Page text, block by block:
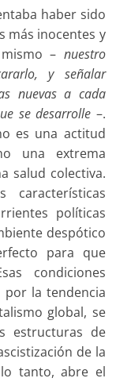
haber sido
más inocentes y
– nuestro
y señalar
nuevas a cada
se desarrolle –.
es una actitud
una extrema
salud colectiva.
características
políticas
despótico
para que
condiciones
por la tendencia
global, se
estructuras de
de la
tanto, abre el